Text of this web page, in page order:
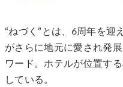
“ねづく”とは、6周年を迎
がさらに地元に愛され発
ワード。ホテルが位置す
している。